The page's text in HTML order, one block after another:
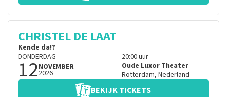
CHRISTEL DE LAAT
Kende da!?
DONDERDAG
12NOVEMBER
2026
20:00uur
Oude Luxor Theater
Rotterdam, Nederland
BEKIJK TICKETS